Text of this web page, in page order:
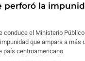
perforó la
conduce el Ministerio
que ampara a más
país centroamericano.